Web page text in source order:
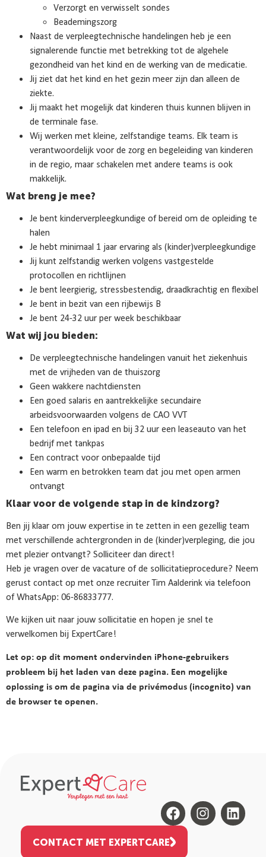
Verzorgt en verwisselt sondes
Beademingszorg
Naast de verpleegtechnische handelingen heb je een
signalerende functie met betrekking tot de algehele
gezondheid van het kind en de werking van de medicatie.
Jij ziet dat het kind en het gezin meer zijn dan alleen de
ziekte.
Jij maakt het mogelijk dat kinderen thuis kunnen blijven in
de terminale fase.
Wij werken met kleine, zelfstandige teams. Elk team is
verantwoordelijk voor de zorg en begeleiding van kinderen
in de regio, maar schakelen met andere teams is ook
makkelijk.
Wat breng je mee?
Je bent kinderverpleegkundige of bereid om de opleiding te
halen
Je hebt minimaal 1 jaar ervaring als (kinder)verpleegkundige
Jij kunt zelfstandig werken volgens vastgestelde
protocollen en richtlijnen
Je bent leergierig, stressbestendig, draadkrachtig en flexibel
Je bent in bezit van een rijbewijs B
Je bent 24-32 uur per week beschikbaar
Wat wij jou bieden:
De verpleegtechnische handelingen vanuit het ziekenhuis
met de vrijheden van de thuiszorg
Geen wakkere nachtdiensten
Een goed salaris en aantrekkelijke secundaire
arbeidsvoorwaarden volgens de CAO VVT
Een telefoon en ipad en bij 32 uur een leaseauto van het
bedrijf met tankpas
Een contract voor onbepaalde tijd
Een warm en betrokken team dat jou met open armen
ontvangt
Klaar voor de volgende stap in de kindzorg?
Ben jij klaar om jouw expertise in te zetten in een gezellig team
met verschillende achtergronden in de (kinder)verpleging, die jou
met plezier ontvangt? Solliciteer dan direct!
Heb je vragen over de vacature of de sollicitatieprocedure? Neem
gerust contact op met onze recruiterTim Aalderinkvia telefoon
of WhatsApp: 06-86833777.
We kijken uit naar jouw sollicitatie en hopen je snel te
verwelkomen bij ExpertCare!
Let op: op dit moment ondervinden iPhone-gebruikers
probleem bij het laden van deze pagina. Een mogelijke
oplossing is om de pagina via de privémodus (incognito) van
de browser te openen.
CONTACT MET EXPERTCARE